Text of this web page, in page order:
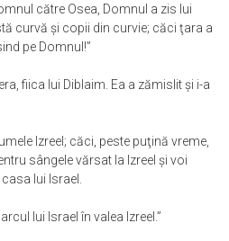
către Osea, Domnul a zis lui
curvă şi copii din curvie; căci ţara a
pe Domnul!”
fiica lui Diblaim. Ea a zămislit şi i-a
Izreel; căci, peste puţină vreme,
sângele vărsat la Izreel şi voi
lui Israel.
lui Israel în valea Izreel.”